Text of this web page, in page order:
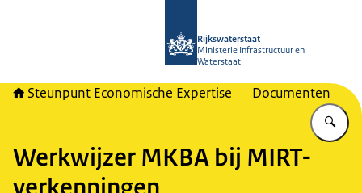
Rijkswaterstaat
Ministerie Infrastructuur en
Waterstaat
Steunpunt Economische Expertise Documenten
Werkwijzer MKBA bij MIRT-